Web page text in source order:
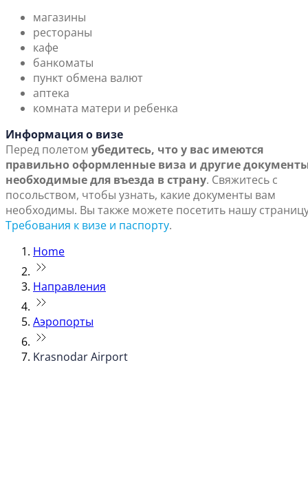
магазины
рестораны
кафе
банкоматы
пункт обмена валют
аптека
комната матери и ребенка
Информация о визе
Перед полетом убедитесь, что у вас имеются
правильно оформленные виза и другие
необходимые для въезда в страну. Свяжитесь с
посольством, чтобы узнать, какие документы вам
необходимы. Вы также можете посетить нашу
Требования к визе и паспорту.
Home
Направления
Аэропорты
Krasnodar Airport